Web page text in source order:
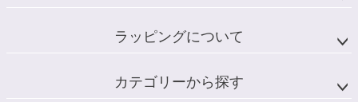
ラッピングについて
カテゴリーから探す